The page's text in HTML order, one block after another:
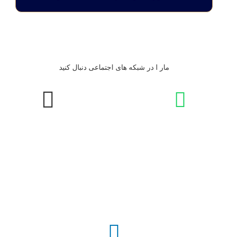
مار ا در شبکه های اجتماعی دنبال کنید